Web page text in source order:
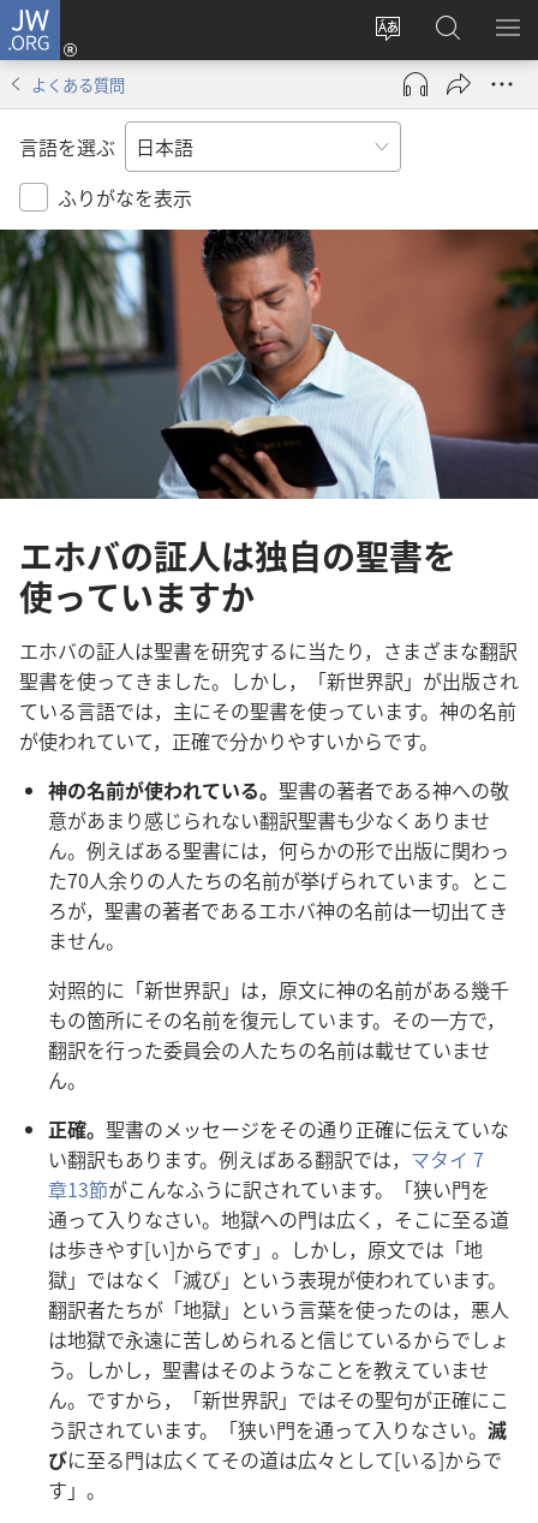
JW.ORG
サ
イ
ト
の
言
を
ロ
グ
ン
し
タ
JW.ORG
の
検
メ
を
よくある質問
言語を選ぶ
ふりがなを表示
エホバの証人は独自の聖書を
使っていますか
エホバの証人は聖書を研究するに当たり，さまざまな翻訳
聖書を使ってきました。しかし，「新世界訳 」が出版され
ている言語では， 主にその聖書を使っています。 神の名前
が使われていて， 正確で分かりやすいからです。
神の名前が使われている。 聖書の著者である神への敬
意があまり感じられない翻訳聖書も少なくありませ
ん。 例えばある聖書には， 何らかの形で出版に関わっ
た70人余りの人たちの名前が挙げられています。とこ
ろが， 聖書の著者であるエホバ神の名前は一切出てき
ません。
対照的に「新世界訳 」は， 原文に神の名前がある幾千
もの箇所にその名前を復元しています。その一方で，
翻訳を行った委員会の人たちの名前は載せていませ
ん。
正確。 聖書のメッセージをその通り正確に伝えていな
い翻訳もあります。 例えばある翻訳では， マタイ 7
章13節がこんなふうに訳されています。「狭い門を
通って入 りなさい。 地獄への門は広く，そこに至る道
は歩きやす[い]からです」。しかし， 原文では「地
獄」ではなく「滅び」という表現が使われています。
翻訳者たちが「地獄」という言葉を使ったのは， 悪人
は地獄で永遠に苦しめられると信じているからでしょ
う。しかし， 聖書はそのようなことを教えていませ
ん。ですから，「新世界訳 」ではその聖句が正確にこ
う訳されています。「狭い門を通って入 りなさい。 滅
びに至る門は広くてその道は広々 として[いる]からで
す」。